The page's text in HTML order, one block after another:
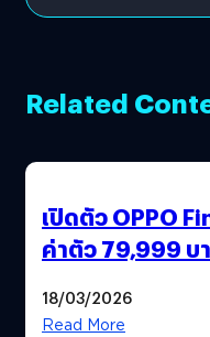
Related
เปิดตัว OPPO
ค่าตัว 79,999 บ
18/03/2026
Read More